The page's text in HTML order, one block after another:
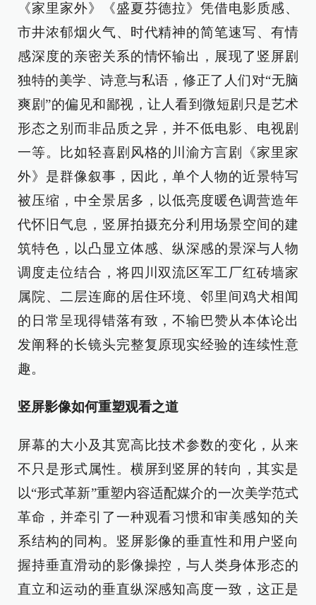
《家里家外》《盛夏芬德拉》凭借电影质感、
市井浓郁烟火气、时代精神的简笔速写、有情
感深度的亲密关系的情怀输出，展现了竖屏剧
独特的美学、诗意与私语，修正了人们对“无脑
爽剧”的偏见和鄙视，让人看到微短剧只是艺术
形态之别而非品质之异，并不低电影、电视剧
一等。比如轻喜剧风格的川渝方言剧《家里家
外》是群像叙事，因此，单个人物的近景特写
被压缩，中全景居多，以低亮度暖色调营造年
代怀旧气息，竖屏拍摄充分利用场景空间的建
筑特色，以凸显立体感、纵深感的景深与人物
调度走位结合，将四川双流区军工厂红砖墙家
属院、二层连廊的居住环境、邻里间鸡犬相闻
的日常呈现得错落有致，不输巴赞从本体论出
发阐释的长镜头完整复原现实经验的连续性意
趣。
竖屏影像如何重塑观看之道
屏幕的大小及其宽高比技术参数的变化，从来
不只是形式属性。横屏到竖屏的转向，其实是
以“形式革新”重塑内容适配媒介的一次美学范式
革命，并牵引了一种观看习惯和审美感知的关
系结构的同构。竖屏影像的垂直性和用户竖向
握持垂直滑动的影像操控，与人类身体形态的
直立和运动的垂直纵深感知高度一致，这正是